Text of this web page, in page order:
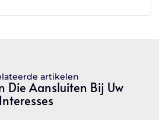
artikelen
Die Aansluiten Bij Uw
Interesses